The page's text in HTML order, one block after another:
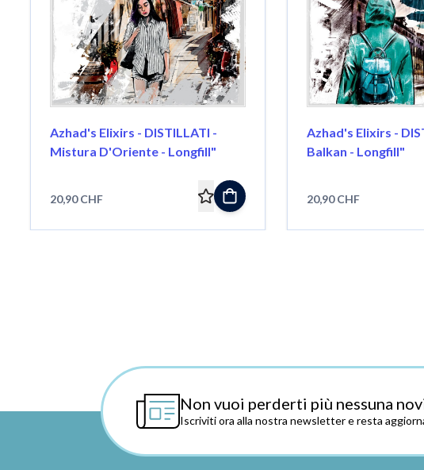
Azhad's Elixirs - DISTILLATI -
Mistura D'Oriente - Longfill"
20,90 CHF
Azhad's Elixirs -
Balkan - Longfill"
20,90 CHF
Non vuoi perderti più nessuna
Iscriviti ora alla nostra newsletter e resta